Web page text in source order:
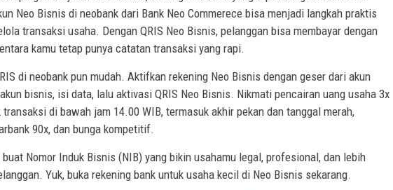
Neo Bisnis di neobank dari Bank Neo Commerece bisa menjadi langkah praktis
transaksi usaha. Dengan QRIS Neo Bisnis, pelanggan bisa membayar dengan
kamu tetap punya catatan transaksi yang rapi.
di neobank pun mudah. Aktifkan rekening Neo Bisnis dengan geser dari akun
bisnis, isi data, lalu aktivasi QRIS Neo Bisnis. Nikmati pencairan uang usaha 3x
di bawah jam 14.00 WIB, termasuk akhir pekan dan tanggal merah,
90x, dan bunga kompetitif.
Nomor Induk Bisnis (NIB) yang bikin usahamu legal, profesional, dan lebih
Yuk, buka rekening bank untuk usaha kecil di Neo Bisnis sekarang.